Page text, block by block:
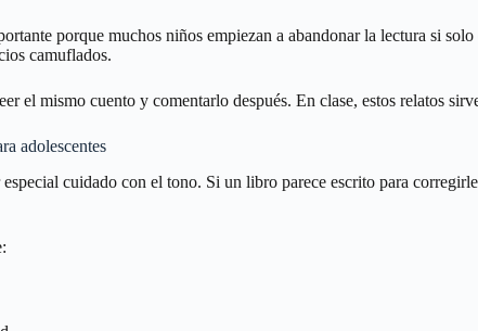
porque muchos niños empiezan a abandonar la lectura si
camuflados.
el mismo cuento y comentarlo después. En clase, estos relatos
adolescentes
cuidado con el tono. Si un libro parece escrito para